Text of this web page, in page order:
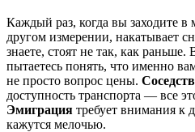
Каждый раз, когда вы заходите
другом измерении, накатывает
знаете, стоят не так, как
пытаетесь понять, что именно
не просто вопрос цены.
доступность транспорта — все
Эмиграция требует внимания к
кажутся мелочью.